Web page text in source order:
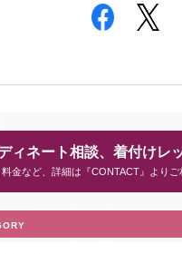
ィネート相談、着付けレ
料金など、詳細は『CONTACT』より